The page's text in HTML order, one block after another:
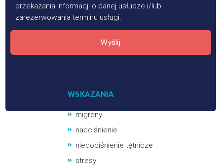
przekazania informacji o danej usłudze i/lub
zarezerwowania terminu usługi.
Wyślij
WSKAZANIA
migreny
nadciśnienie
niedociśnienie tętnicze
stresy